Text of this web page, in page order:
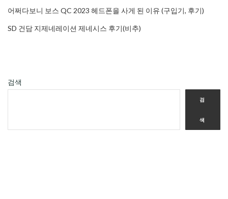
어쩌다보니 보스 QC 2023 헤드폰을 사게 된 이유 (구입기, 후기)
SD 건담 지제네레이션 제네시스 후기(비추)
검색
검
색